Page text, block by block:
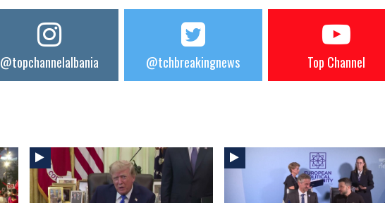
@topchannelalbania @tchbreakingnews Top Channel